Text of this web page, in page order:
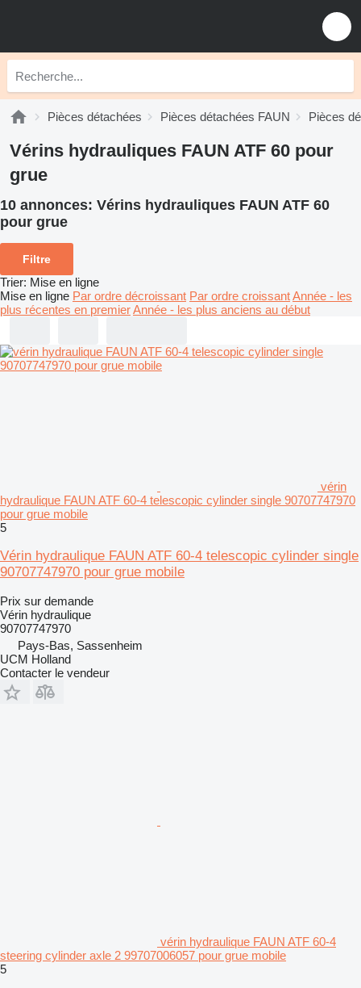
Pièces détachées Pièces détachées FAUN Pièces
Vérins hydrauliques FAUN ATF 60 pour
grue
10 annonces: Vérins hydrauliques FAUN ATF 60
pour grue
Filtre
Trier: Mise en ligne
Mise en ligne Par ordre décroissant Par ordre croissantAnnée - les
plus récentes en premierAnnée - les plus anciens au début
vérin
hydraulique FAUN ATF 60-4 telescopic cylinder single 90707747970
pour grue mobile
5
Vérin hydraulique FAUN ATF 60-4 telescopic cylinder single
90707747970 pour grue mobile
Prix sur demande
Vérin hydraulique
90707747970
Pays-Bas, Sassenheim
UCM Holland
Contacter le vendeur
vérin hydraulique FAUN ATF 60-4
steering cylinder axle 2 99707006057 pour grue mobile
5